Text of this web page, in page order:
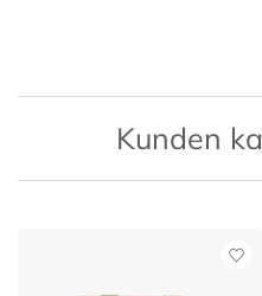
Kunden